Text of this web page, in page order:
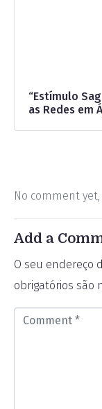
“Estímulo
as Redes em
No comment
Add a
O seu endereço
obrigatórios são